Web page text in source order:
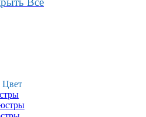
Цвет